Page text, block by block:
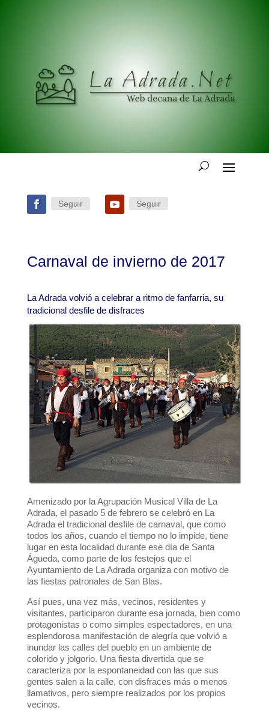
Seguir Seguir
Carnaval de invierno de 2017
La Adrada volvió a celebrar a ritmo de fanfarria, su
tradicional desfile de disfraces
Amenizado por la Agrupación Musical Villa de La
Adrada, el pasado 5 de febrero se celebró en La
Adrada el tradicional desfile de carnaval, que como
todos los años, cuando el tiempo no lo impide, tiene
lugar en esta localidad durante ese día de Santa
Águeda, como parte de los festejos que el
Ayuntamiento de La Adrada organiza con motivo de
las fiestas patronales de San Blas.
Así pues, una vez más, vecinos, residentes y
visitantes, participaron durante esa jornada, bien como
protagonistas o como simples espectadores, en una
esplendorosa manifestación de alegría que volvió a
inundar las calles del pueblo en un ambiente de
colorido y jolgorio. Una fiesta divertida que se
caracteriza por la espontaneidad con las que sus
gentes salen a la calle, con disfraces más o menos
llamativos, pero siempre realizados por los propios
vecinos.